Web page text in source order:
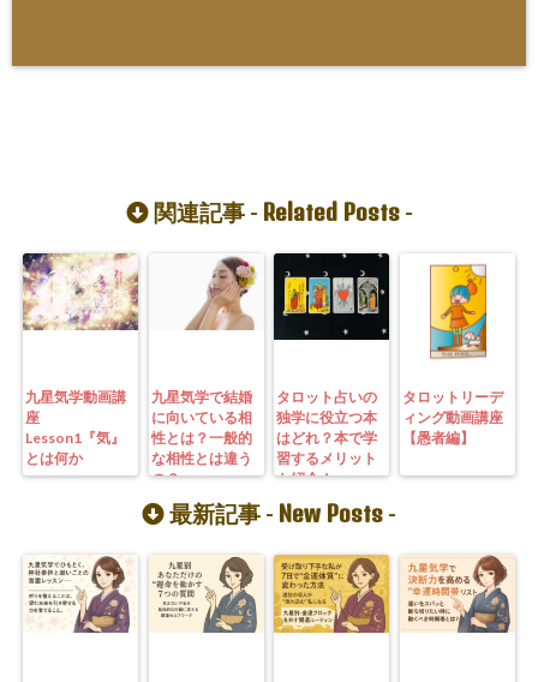
関連記事 - Related Posts-
九星気学動画講
座
Lesson1『気』
とは何か
九星気学で結婚
に向いている相
性とは？一般的
な相性とは違う
の？
タロット占いの
独学に役立つ本
はどれ？本で学
習するメリット
も紹介！
タロットリーデ
ィング動画講座
【愚者編】
最新記事 - New Posts -